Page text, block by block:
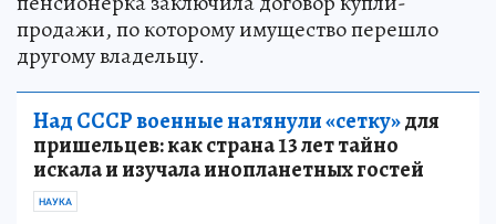
продажи, по которому имущество перешло
другому владельцу.
Над СССР военные натянули «сетку»для
пришельцев: как страна 13 лет тайно
искала и изучала инопланетных гостей
НАУКА